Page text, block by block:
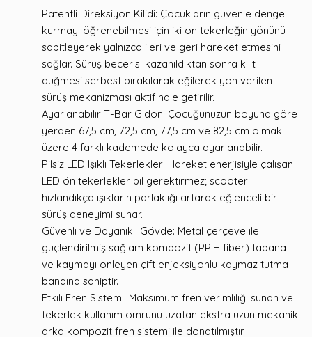
Patentli Direksiyon Kilidi: Çocukların güvenle denge
kurmayı öğrenebilmesi için iki ön tekerleğin yönünü
sabitleyerek yalnızca ileri ve geri hareket etmesini
sağlar. Sürüş becerisi kazanıldıktan sonra kilit
düğmesi serbest bırakılarak eğilerek yön verilen
sürüş mekanizması aktif hale getirilir.
Ayarlanabilir T-Bar Gidon: Çocuğunuzun boyuna göre
yerden 67,5 cm, 72,5 cm, 77,5 cm ve 82,5 cm olmak
üzere 4 farklı kademede kolayca ayarlanabilir.
Pilsiz LED Işıklı Tekerlekler: Hareket enerjisiyle çalışan
LED ön tekerlekler pil gerektirmez; scooter
hızlandıkça ışıkların parlaklığı artarak eğlenceli bir
sürüş deneyimi sunar.
Güvenli ve Dayanıklı Gövde: Metal çerçeve ile
güçlendirilmiş sağlam kompozit (PP + fiber) tabana
ve kaymayı önleyen çift enjeksiyonlu kaymaz tutma
bandına sahiptir.
Etkili Fren Sistemi: Maksimum fren verimliliği sunan ve
tekerlek kullanım ömrünü uzatan ekstra uzun mekanik
arka kompozit fren sistemi ile donatılmıştır.